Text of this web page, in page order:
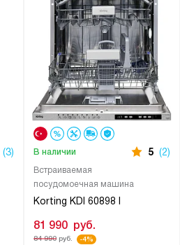
(3)
Встраиваемая
посудомоечная машина
Korting KDI 60898 I
В наличии 5 (2)
81 990 руб.
84 990руб. -4%